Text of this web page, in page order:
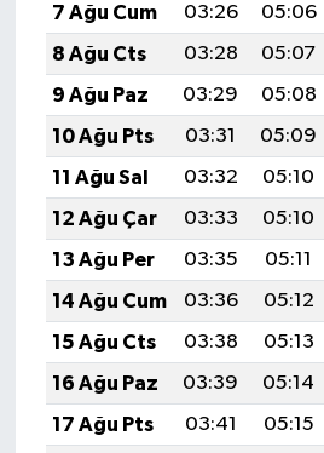
7 Ağu Cum
03:26 05:06
8 Ağu Cts
03:28 05:07
9 Ağu Paz
03:29 05:08
10 Ağu Pts
03:31 05:09
11 Ağu Sal
03:32 05:10
12 Ağu Çar
03:33 05:10
13 Ağu Per
03:35 05:11
14 Ağu Cum
03:36 05:12
15 Ağu Cts
03:38 05:13
16 Ağu Paz
03:39 05:14
17 Ağu Pts
03:41 05:15